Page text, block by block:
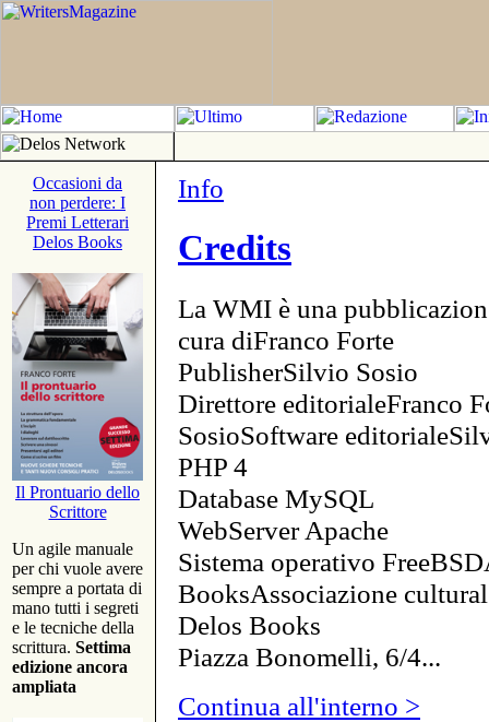
Occasioni da
non perdere: I
Premi Letterari
Delos Books
Il Prontuario dello
Scrittore
Un agile manuale
per chi vuole avere
sempre a portata di
mano tutti i segreti
e le tecniche della
scrittura. Settima
edizione ancora
ampliata
Info
Credits
La WMI è una
cura diFranco Forte
PublisherSilvio Sosio
Direttore editorialeFranco
SosioSoftware
PHP 4
Database MySQL
WebServer Apache
Sistema operativo
BooksAssociazione
Delos Books
Piazza Bonomelli, 6/4...
Continua all'interno >